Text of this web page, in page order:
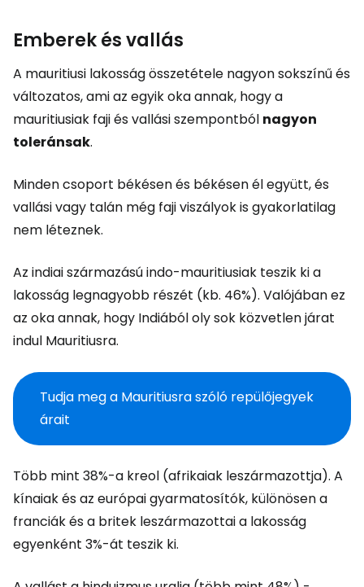
Emberek és vallás
A mauritiusi lakosság összetétele nagyon sokszínű és
változatos, ami az egyik oka annak, hogy a
mauritiusiak faji és vallási szempontból nagyon
toleránsak.
Minden csoport békésen és békésen él együtt, és
vallási vagy talán még faji viszályok is gyakorlatilag
nem léteznek.
Az indiai származású indo-mauritiusiak teszik ki a
lakosság legnagyobb részét (kb. 46%). Valójában ez
az oka annak, hogy Indiából oly sok közvetlen járat
indul Mauritiusra.
Tudja meg a Mauritiusra szóló repülőjegyek
árait
Több mint 38%-a kreol (afrikaiak leszármazottja). A
kínaiak és az európai gyarmatosítók, különösen a
franciák és a britek leszármazottai a lakosság
egyenként 3%-át teszik ki.